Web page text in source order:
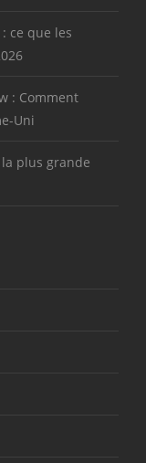
: ce que les
: Comment
Uni
plus grande